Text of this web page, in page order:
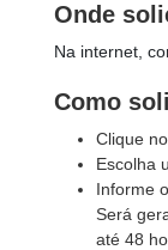
Onde
Na internet,
Como
Clique
Escolha
Informe
Será
até 48